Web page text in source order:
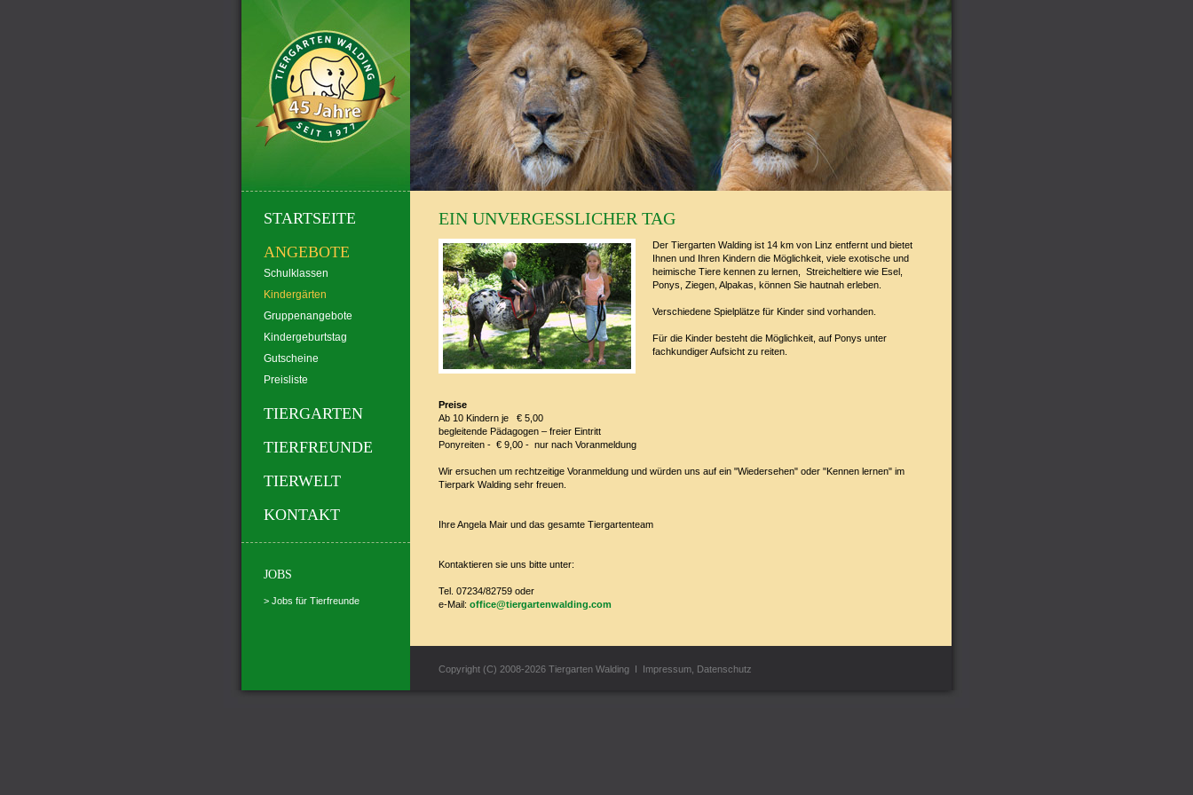
STARTSEITE
ANGEBOTE
Schulklassen
Kindergärten
Gruppenangebote
Kindergeburtstag
Gutscheine
Preisliste
TIERGARTEN
TIERFREUNDE
TIERWELT
KONTAKT
JOBS
> Jobs für Tierfreunde
EIN UNVERGESSLICHER TAG
Der Tiergarten Walding ist 14 km von Linz entfernt und bietet
Ihnen und Ihren Kindern die Möglichkeit, viele exotische und
heimische Tiere kennen zu lernen, Streicheltiere wie Esel,
Ponys, Ziegen, Alpakas, können Sie hautnah erleben.
Verschiedene Spielplätze für Kinder sind vorhanden.
Für die Kinder besteht die Möglichkeit, auf Ponys unter
fachkundiger Aufsicht zu reiten.
Preise
Ab 10 Kindern je € 5,00
begleitende Pädagogen – freier Eintritt
Ponyreiten - € 9,00 - nur nach Voranmeldung
Wir ersuchen um rechtzeitige Voranmeldung und würden uns auf ein "Wiedersehen" oder "Kennen lernen" im
Tierpark Walding sehr freuen.
Ihre Angela Mair und das gesamte Tiergartenteam
Kontaktieren sie uns bitte unter:
Tel. 07234/82759 oder
e-Mail: office@tiergartenwalding.com
Copyright (C) 2008-2026 Tiergarten Walding I Impressum Datenschutz